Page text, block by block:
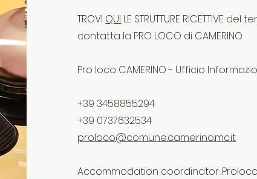
TROVI QUI LE STRUTTURE RICETTIVE
contatta la PRO LOCO di CAMERINO
Pro loco CAMERINO - Ufficio
+39 3458855294
+39 0737632534
proloco@comune.camerino.mc.it
Accommodation coordinator: